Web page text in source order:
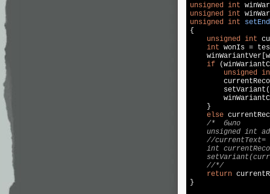
unsigned int
unsigned int
unsigned int
{
unsigned int
int wonIs =
if
unsigned
    }
else
/*  было
unsigned int
//currentText=
int
    //*/
return
}